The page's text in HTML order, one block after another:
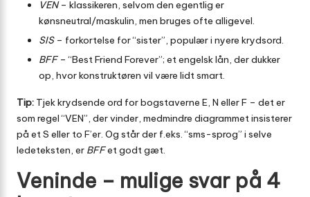
VEN– klassikeren, selvom den egentlig er
kønsneutral/maskulin, men bruges ofte alligevel.
SIS– forkortelse for “sister”, populær i nyere krydsord.
BFF– “Best Friend Forever”; et engelsk lån, der dukker
op, hvor konstruktøren vil være lidt smart.
Tip: Tjek krydsende ord for bogstaverne E, N eller F – det er
som regel “VEN”, der vinder, medmindre diagrammet insisterer
på et S eller to F’er. Og står der f.eks. “sms-sprog” i selve
ledeteksten, er BFFet godt gæt.
Veninde – mulige svar på 4